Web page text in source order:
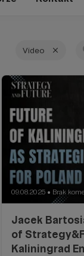
Video
09.08.2025 ● Brak
Jacek
of
Kaliningrad